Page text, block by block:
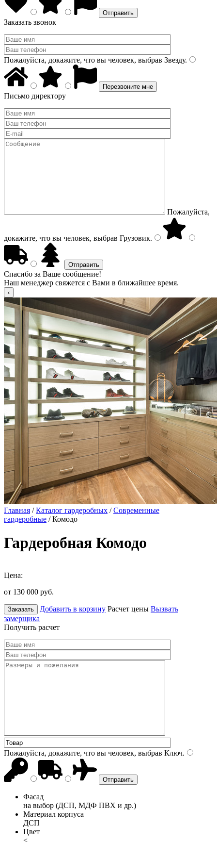
Заказать звонок
Пожалуйста, докажите, что вы человек, выбрав Звезду.
Письмо директору
Пожалуйста,
докажите, что вы человек, выбрав Грузовик.
Спасибо за Ваше сообщение!
Наш менеджер свяжется с Вами в ближайшее время.
Главная /Каталог гардеробных /Современные
гардеробные / Комодо
Гардеробная Комодо
Цена:
от 130 000 руб.
Заказать Добавить в корзину Расчет цены Вызвать
замерщика
Получить расчет
Пожалуйста, докажите, что вы человек, выбрав Ключ.
Фасад
на выбор (ДСП, МДФ ПВХ и др.)
Материал корпуса
ДСП
Цвет
<